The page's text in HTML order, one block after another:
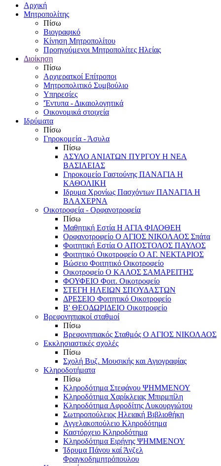
Αρχική
Μητροπολίτης
Πίσω
Βιογραφικό
Κίνηση Μητροπολίτου
Προηγούμενοι Μητροπολίτες Ηλείας
Διοίκηση
Πίσω
Αρχιερατκοί Επίτροποι
Μητροπολιτικό Συμβούλιο
Υπηρεσίες
'Έντυπα - Δικαιολογητικά
Οικονομικά στοιχεία
Ιδρύματα
Πίσω
Γηροκομεία - Άσυλα
Πίσω
ΑΣΥΛΟ ΑΝΙΑΤΩΝ ΠΥΡΓΟΥ Η ΝΕΑ
ΒΑΣΙΛΕΙΑΣ
Γηροκομείο Γαστούνης ΠΑΝΑΓΙΑ Η
ΚΑΘΟΛΙΚΗ
Ιδρυμα Χρονίως Πασχόντων ΠΑΝΑΓΙΑ Η
ΒΛΑΧΕΡΝΑ
Οικοτροφεία - Ορφανοτροφεία
Πίσω
Μαθητική Εστία Η ΑΓΙΑ ΦΙΛΟΘΕΗ
Ορφανοτροφείο Ο ΑΓΙΟΣ ΝΙΚΟΛΑΟΣ Σπάτα
Φοιτητική Εστία Ο ΑΠΟΣΤΟΛΟΣ ΠΑΥΛΟΣ
Φοιτητικό Οικοτροφείο Ο ΑΓ. ΝΕΚΤΑΡΙΟΣ
Βώσειο Φοιτητικό Οικοτροφείο
Οικοτροφείο Ο ΚΑΛΟΣ ΣΑΜΑΡΕΙΤΗΣ
ΦΟΥΦΕΙΟ Φοιτ. Οικοτροφείο
ΣΤΕΓΗ ΗΛΕΙΩΝ ΣΠΟΥΔΑΣΤΩΝ
ΔΡΕΣΕΙΟ Φοιτητικό Οικοτροφείο
Β' ΘΕΟΔΩΡΙΔΕΙΟ Οικοτροφείο
Βρεφονηπιακοί σταθμοί
Πίσω
Βρεφονηπιακός Σταθμός Ο ΑΓΙΟΣ ΝΙΚΟΛΑΟΣ
Εκκλησιαστικές σχολές
Πίσω
Σχολή Βυζ. Μουσικής και Αγιογραφίας
Κληροδοτήματα
Πίσω
Κληροδότημα Στεφάνου ΨΗΜΜΕΝΟΥ
Κληροδότημα Χαρίκλειας Μπιρμπίλη
Κληροδότημα Αφροδίτης Λυκουργιώτου
Σωτηροπούλειος Ηλειακή Βιβλιοθήκη
Αγγελακοπούλειο Κληροδότημα
Καστόρχειο Κληροδότημα
Κληροδότημα Ειρήνης ΨΗΜΜΕΝΟΥ
Ίδρυμα Πάνου καί Άνζελ
Φραγκοδημητρόπουλου